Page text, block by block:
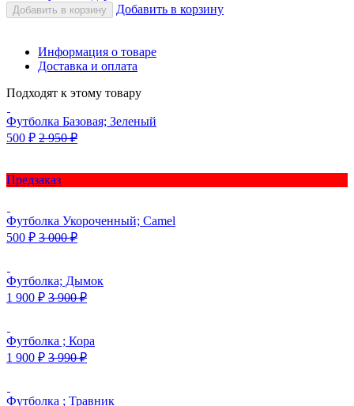
Добавить в корзину Добавить в корзину
Информация о товаре
Доставка и оплата
Подходят к этому товару
Футболка Базовая; Зеленый
500 ₽ 2 950₽
Предзаказ
Футболка Укороченный; Camel
500 ₽ 3 000₽
Футболка; Дымок
1 900 ₽ 3 900₽
Футболка ; Кора
1 900 ₽ 3 990₽
Футболка ; Травник